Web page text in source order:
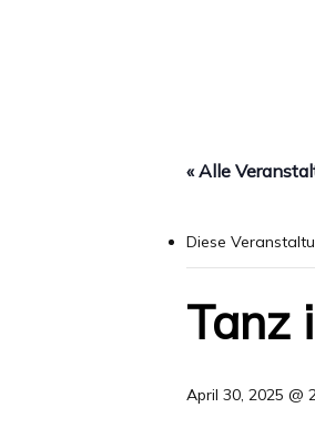
« Alle
Diese
Tanz
April 30, 2025 @